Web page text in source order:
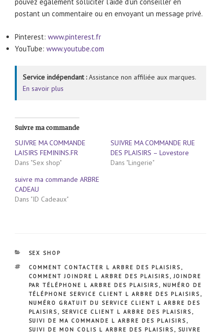
pouvez également solliciter l’aide d’un conseiller en
postant un commentaire ou en envoyant un message privé.
Pinterest: www.pinterest.fr
YouTube: www.youtube.com
Service indépendant :Assistance non affiliée aux marques.
En savoir plus
Suivre ma commande
SUIVRE MA COMMANDE
LAISIRS FEMININS.FR
Dans "Sex shop"
SUIVRE MA COMMANDE RUE
DES PLAISIRS – Lovestore
Dans "Lingerie"
suivre ma commande ARBRE
CADEAU
Dans "ID Cadeaux"
CATÉGORIES
SEX SHOP
ÉTIQUETTES
COMMENT CONTACTER L ARBRE DES PLAISIRS,
COMMENT JOINDRE L ARBRE DES PLAISIRS,JOINDRE
PAR TÉLÉPHONE L ARBRE DES PLAISIRS, NUMÉRO DE
TÉLÉPHONE SERVICE CLIENT L ARBRE DES PLAISIRS,
NUMÉRO GRATUIT DU SERVICE CLIENT L ARBRE DES
PLAISIRS, SERVICE CLIENT L ARBRE DES PLAISIRS,
SUIVI DE MA COMMANDE L ARBRE DES PLAISIRS,
SUIVI DE MON COLIS L ARBRE DES PLAISIRS, SUIVRE